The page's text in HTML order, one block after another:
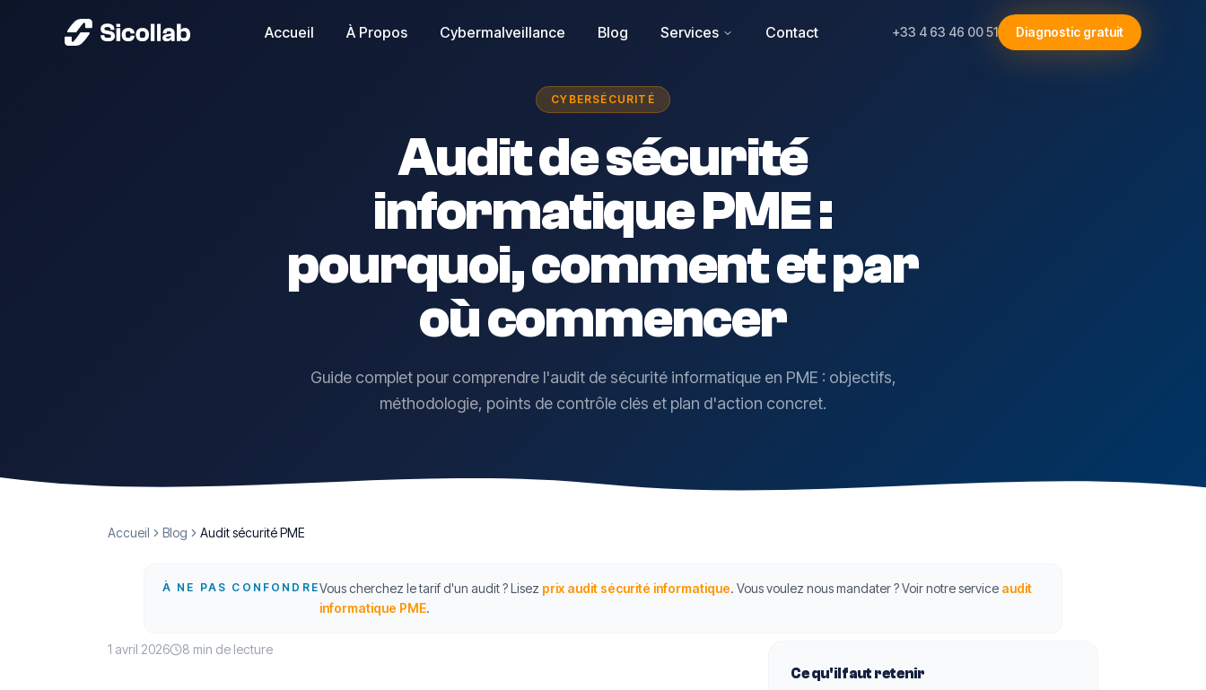
Accueil À Propos Cybermalveillance Blog Services Contact +33 4 63 46 00 51 Diagnostic gratuit
CYBERSÉCURITÉ
Audit de sécurité
informatique PME :
pourquoi, comment et par
où commencer
Guide complet pour comprendre l'audit de sécurité informatique en PME : objectifs,
méthodologie, points de contrôle clés et plan d'action concret.
Accueil Blog Audit sécurité PME
À NE PAS CONFONDREVous cherchez le tarif d'un audit ? Lisez prix audit sécurité informatique. Vous voulez nous mandater ? Voir notre service audit
informatique PME.
1 avril 2026 8 min de lecture
Ce qu'il faut retenir